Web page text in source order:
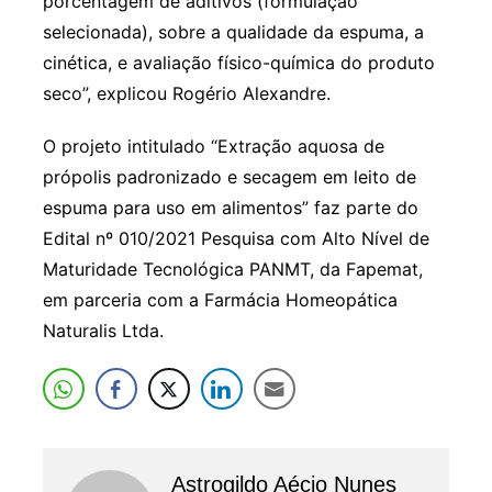
selecionada), sobre a qualidade da espuma, a
cinética, e avaliação físico-química do produto
seco”, explicou Rogério Alexandre.
O projeto intitulado “Extração aquosa de
própolis padronizado e secagem em leito de
espuma para uso em alimentos” faz parte do
Edital nº 010/2021 Pesquisa com Alto Nível de
Maturidade Tecnológica PANMT, da Fapemat,
em parceria com a Farmácia Homeopática
Naturalis Ltda.
Astrogildo Aécio Nunes